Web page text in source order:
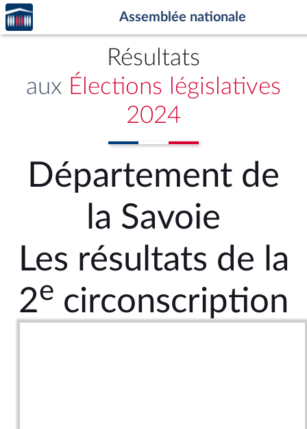
Aller au contenu
Aller en bas de la page
Accèder
à la
page
Assemblée nationale
Résultats
aux Élections législatives
2024
Département de
la Savoie
Les résultats de la
2e circonscription